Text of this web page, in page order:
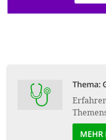
Thema:
MEHR